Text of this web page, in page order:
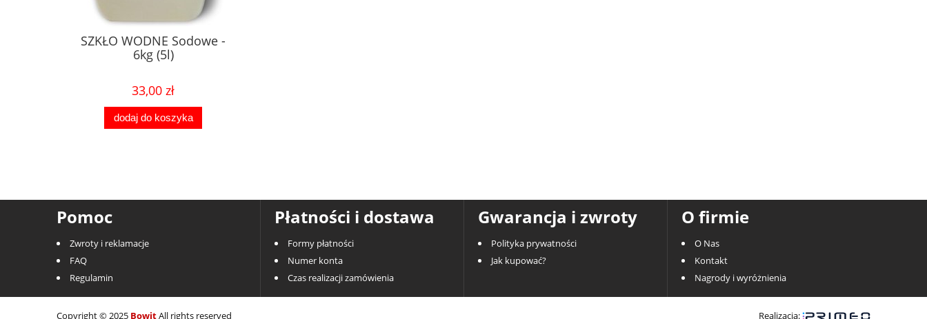
SZKŁO WODNE Sodowe -
6kg (5l)
33,00 zł
dodaj do koszyka
Pomoc
Zwroty i reklamacje
FAQ
Regulamin
Płatności i dostawa
Formy płatności
Numer konta
Czas realizacji zamówienia
Gwarancja i zwroty
Polityka prywatności
Jak kupować?
O firmie
O Nas
Kontakt
Nagrody i wyróżnienia
Copyright © 2025 BowitAll rights reserved Realizacja: